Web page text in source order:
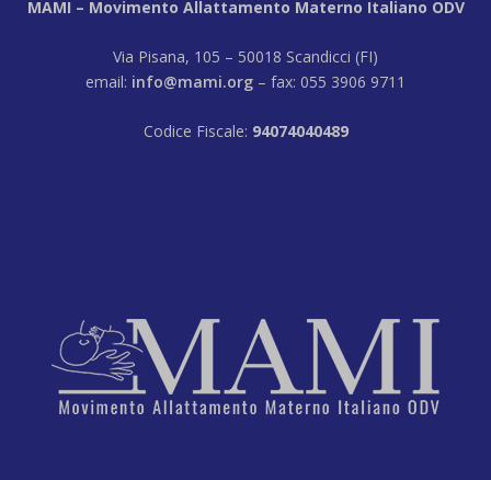
MAMI – Movimento Allattamento Materno Italiano ODV
Via Pisana, 105 – 50018 Scandicci (FI)
email: info@mami.org – fax: 055 3906 9711
Codice Fiscale: 94074040489